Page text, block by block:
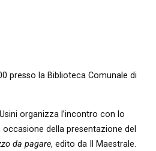
presso la Biblioteca Comunale di
organizza l’incontro con lo
occasione della presentazione del
da pagare, edito da Il Maestrale.